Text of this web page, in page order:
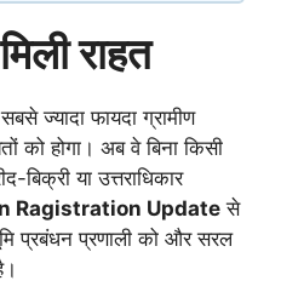
राहत
ज्यादा फायदा ग्रामीण
को होगा। अब वे बिना किसी
या उत्तराधिकार
Ragistration Update से
प्रबंधन प्रणाली को और सरल